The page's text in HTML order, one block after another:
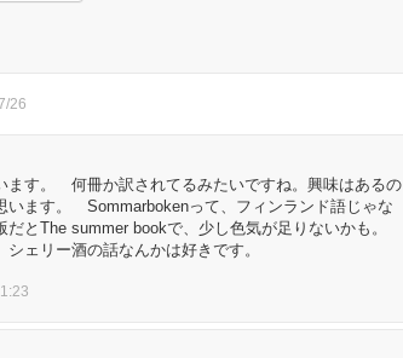
26
す。 何冊か訳されてるみたいですね。興味はあるの
います。 Sommarbokenって、フィンランド語じゃな
だとThe summer bookで、少し色気が足りないかも。
ェリー酒の話なんかは好きです。